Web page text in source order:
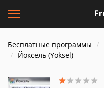
Бесплатные программы
Йоксель (Yoksel)